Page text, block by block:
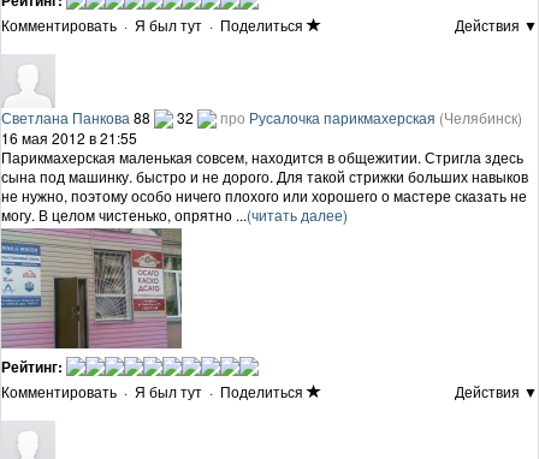
Комментировать · Я был тут · Поделиться Действия ▼
Светлана Панкова 88 32 про Русалочка парикмахерская (Челябинск)
16 мая 2012 в 21:55
Парикмахерская маленькая совсем, находится в общежитии. Стригла здесь
сына под машинку. быстро и не дорого. Для такой стрижки больших навыков
не нужно, поэтому особо ничего плохого или хорошего о мастере сказать не
могу. В целом чистенько, опрятно ...(читать далее)
Рейтинг:
Комментировать · Я был тут · Поделиться Действия ▼